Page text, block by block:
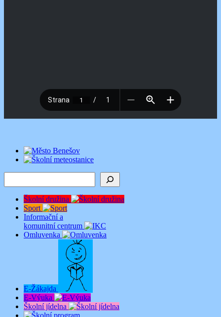
Školní družina
Sport
Informační a
komunitní centrum
Omluvenka
E-Žákajda
E-Výuka
Školní jídelna